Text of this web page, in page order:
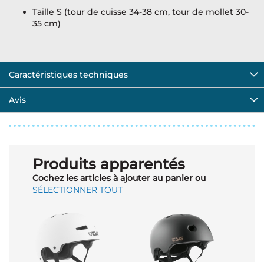
Taille S (tour de cuisse 34-38 cm, tour de mollet 30-
35 cm)
Caractéristiques techniques
Avis
Produits apparentés
Cochez les articles à ajouter au panier ou
SÉLECTIONNER TOUT